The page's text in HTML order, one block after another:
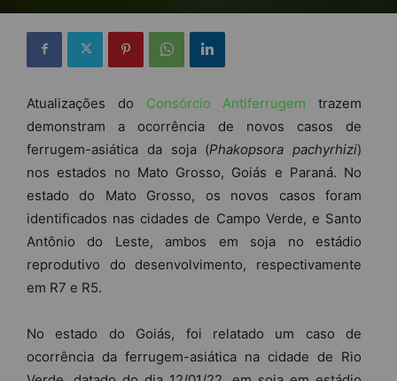
Atualizações do Consórcio Antiferrugem trazem
demonstram a ocorrência de novos casos de
ferrugem-asiática da soja (Phakopsora pachyrhizi)
nos estados no Mato Grosso, Goiás e Paraná. No
estado do Mato Grosso, os novos casos foram
identificados nas cidades de Campo Verde, e Santo
Antônio do Leste, ambos em soja no estádio
reprodutivo do desenvolvimento, respectivamente
em R7 e R5.
No estado do Goiás, foi relatado um caso de
ocorrência da ferrugem-asiática na cidade de Rio